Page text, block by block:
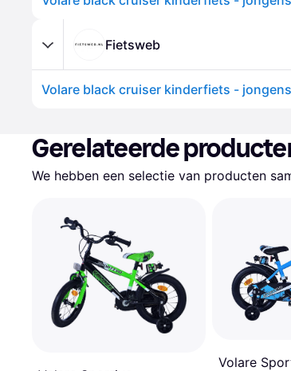
Fietsweb
Gerelateerde
We hebben een selectie van producten
Volare